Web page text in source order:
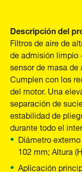
Descripción del
Filtros de aire de
de admisión limpio
sensor de masa
Cumplen con los
del motor. Una
separación de
estabilidad de
durante todo el
Diámetro
102 mm; Altura
Aplicación